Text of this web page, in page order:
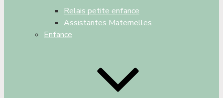
Relais petite enfance
Assistantes Maternelles
Enfance